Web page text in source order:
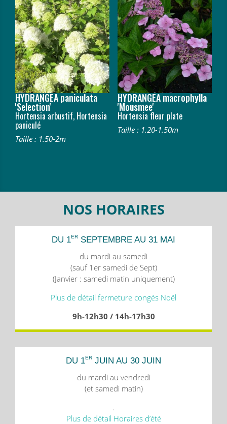
HYDRANGEA paniculata
'Selection'
Hortensia arbustif, Hortensia
paniculé
Taille : 1.50-2m
HYDRANGEA macrophylla
'Mousmee'
Hortensia fleur plate
Taille : 1.20-1.50m
NOS HORAIRES
DU 1ER SEPTEMBRE AU 31 MAI
du mardi au samedi
(sauf 1er samedi de Sept)
(Janvier : samedi matin uniquement)
Plus de détail fermeture congés Noël
9h-12h30 / 14h-17h30
DU 1ER JUIN AU 30 JUIN
du mardi au vendredi
(et samedi matin)
.
Plus de détail Horaires d’été